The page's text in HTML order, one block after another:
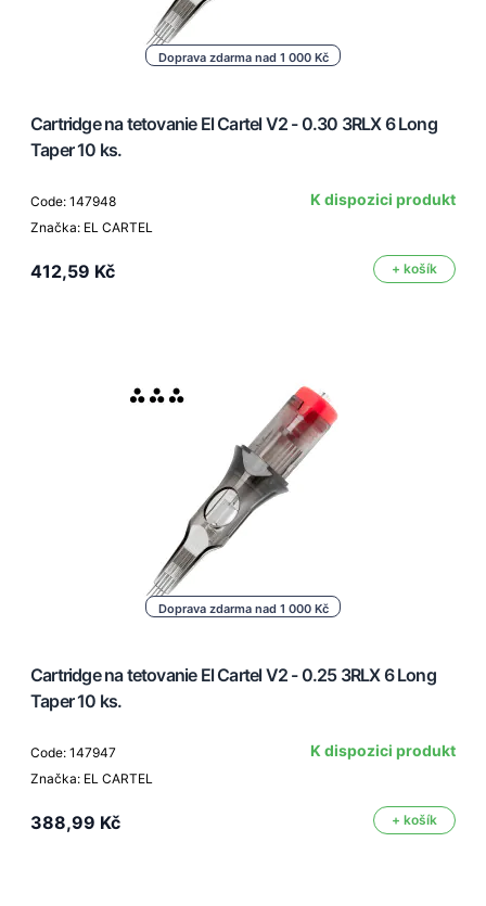
Doprava zdarma nad 1 000 Kč
Cartridge na tetovanie El Cartel V2 - 0.30 3RLX 6 Long
Taper 10 ks.
Code: 147948
Značka: EL CARTEL
K dispozici produkt
412,59 Kč + košík
Doprava zdarma nad 1 000 Kč
Cartridge na tetovanie El Cartel V2 - 0.25 3RLX 6 Long
Taper 10 ks.
Code: 147947
Značka: EL CARTEL
K dispozici produkt
388,99 Kč + košík